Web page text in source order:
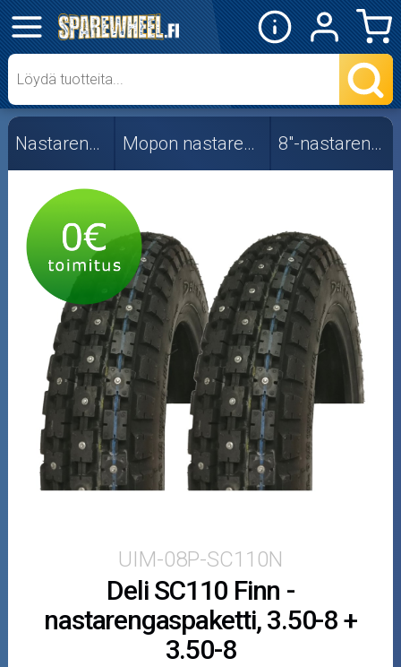
✕
Mopon osat
Skootterin osat
Crossipyörän osat
Moottoripyörän osat
Moottorikelkan osat
Mopoauton osat
Mönkijän osat
Puutarha ja metsä
Ajovarusteet
Nastarenkaat
Öljyt ja kemikaalit
Työkalut
Nastarenkaat Mopon nastarenkaat 8"-nastarenkaat
UIM-08P-SC110N
Deli SC110 Finn -
nastarengaspaketti, 3.50-8 +
3.50-8